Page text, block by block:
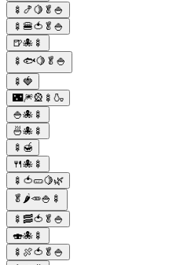
🍢🍤🍋🥬🍚
🍢🍔🍅🥬🍚
🍺🐙🍢
🍢🐟🍋🥬🍚
🍢🍓
🌃🎆🎡🍢🍶
🍚🐙🍢
🍜🐙🍢
🍢🍯
🍴🐙🍢
🍢🍅🥒🍋🌿
🥬🌶️🥕🍚🍢
🍢🥓🍅🥬🍚
🍣🐙🍢
🍢🍖🍅🥬🍚